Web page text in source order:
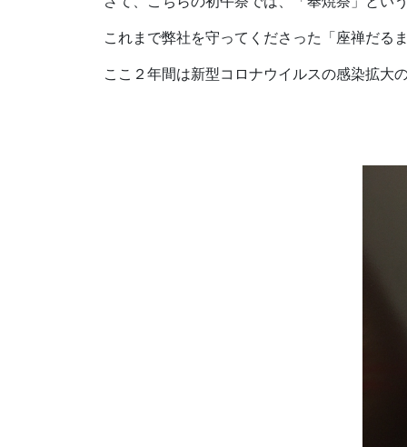
これまで弊社を守ってくださった「座禅だる
ここ２年間は新型コロナウイルスの感染拡大